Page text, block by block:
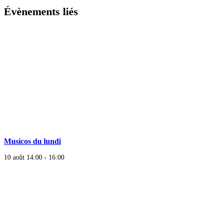
Évènements liés
Musicos du lundi
10 août 14:00 - 16:00